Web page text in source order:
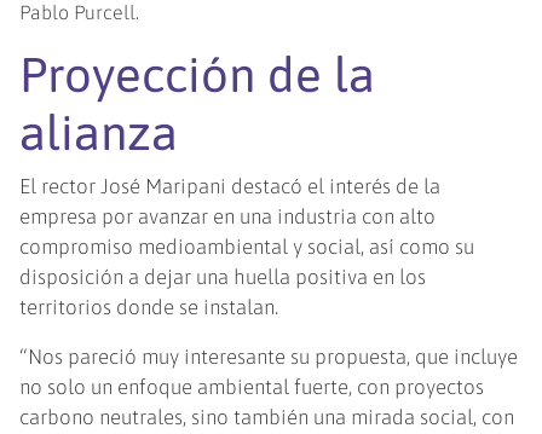
Pablo Purcell.
Proyección de la
alianza
El rector José Maripani destacó el interés de la
empresa por avanzar en una industria con alto
compromiso medioambiental y social, así como su
disposición a dejar una huella positiva en los
territorios donde se instalan.
“Nos pareció muy interesante su propuesta, que incluye
no solo un enfoque ambiental fuerte, con proyectos
carbono neutrales, sino también una mirada social, con